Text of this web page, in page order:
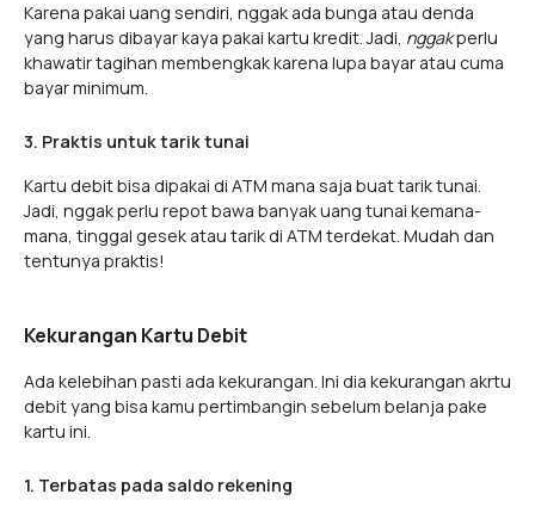
Karena pakai uang sendiri, nggak ada bunga atau denda
yang harus dibayar kaya pakai kartu kredit. Jadi, nggakperlu
khawatir tagihan membengkak karena lupa bayar atau cuma
bayar minimum.
3. Praktis untuk tarik tunai
Kartu debit bisa dipakai di ATM mana saja buat tarik tunai.
Jadi, nggak perlu repot bawa banyak uang tunai kemana-
mana, tinggal gesek atau tarik di ATM terdekat. Mudah dan
tentunya praktis!
Kekurangan Kartu Debit
Ada kelebihan pasti ada kekurangan. Ini dia kekurangan akrtu
debit yang bisa kamu pertimbangin sebelum belanja pake
kartu ini.
1. Terbatas pada saldo rekening